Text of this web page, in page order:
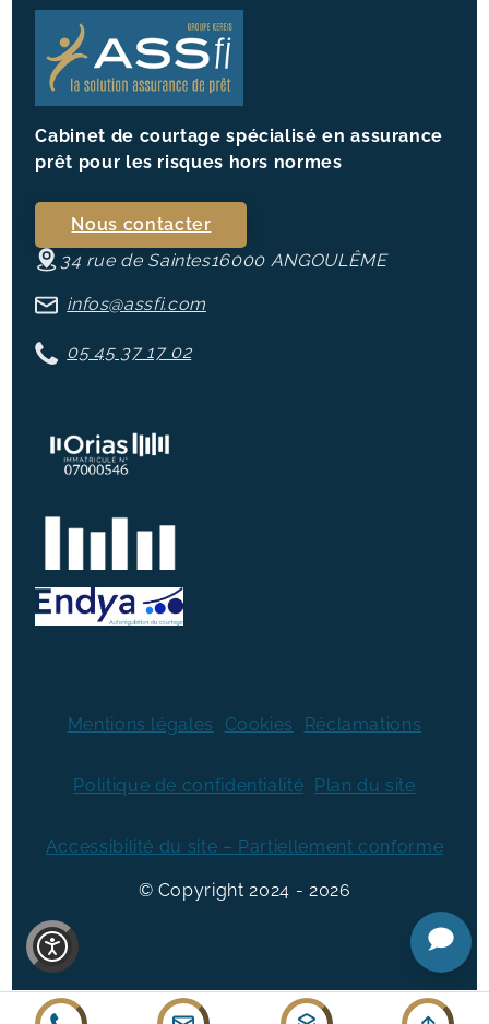
Cabinet de courtage spécialisé en assurance
prêt pour les risques hors normes
Nous contacter
34 rue de Saintes16000 ANGOULÊME
infos@assfi.com
05 45 37 17 02
Mentions légales Cookies Réclamations
Politique de confidentialité Plan du site
Accessibilité du site – Partiellement conforme
© Copyright 2024 2026